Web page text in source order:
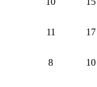
11 17
8 10